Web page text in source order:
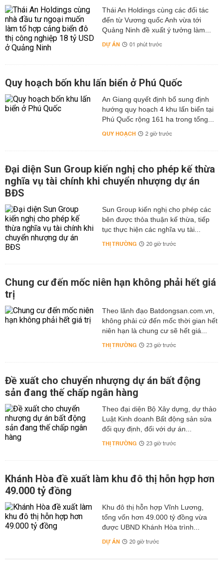
Thái An Holdings cùng các đối tác
đến từ Vương quốc Anh vừa tới
Quảng Ninh đề xuất ý tưởng làm...
DỰ ÁN 01 phút trước
Quy hoạch bốn khu lấn biển ở Phú Quốc
An Giang quyết định bổ sung định
hướng quy hoạch 4 khu lấn biển tại
Phú Quốc rộng 161 ha trong tổng...
QUY HOẠCH 2 giờ trước
Đại diện Sun Group kiến nghị cho phép kế thừa
nghĩa vụ tài chính khi chuyển nhượng dự án
BĐS
Sun Group kiến nghị cho phép các
bên được thỏa thuận kế thừa, tiếp
tục thực hiện các nghĩa vụ tài...
THỊ TRƯỜNG 20 giờ trước
Chung cư đến mốc niên hạn không phải hết giá
trị
Theo lãnh đạo Batdongsan.com.vn,
không phải cứ đến mốc thời gian hết
niên hạn là chung cư sẽ hết giá...
THỊ TRƯỜNG 23 giờ trước
Đề xuất cho chuyển nhượng dự án bất động
sản đang thế chấp ngân hàng
Theo đại diện Bộ Xây dựng, dự thảo
Luật Kinh doanh Bất động sản sửa
đổi quy định, đối với dự án...
THỊ TRƯỜNG 23 giờ trước
Khánh Hòa đề xuất làm khu đô thị hỗn hợp hơn
49.000 tỷ đồng
Khu đô thị hỗn hợp Vĩnh Lương,
tổng vốn hơn 49.000 tỷ đồng vừa
được UBND Khánh Hòa trình...
DỰ ÁN 20 giờ trước